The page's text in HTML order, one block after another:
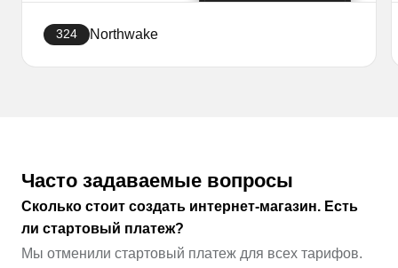
324 Northwake
Часто задаваемые вопросы
Сколько стоит создать интернет-магазин. Есть
ли стартовый платеж?
Мы отменили стартовый платеж для всех тарифов.